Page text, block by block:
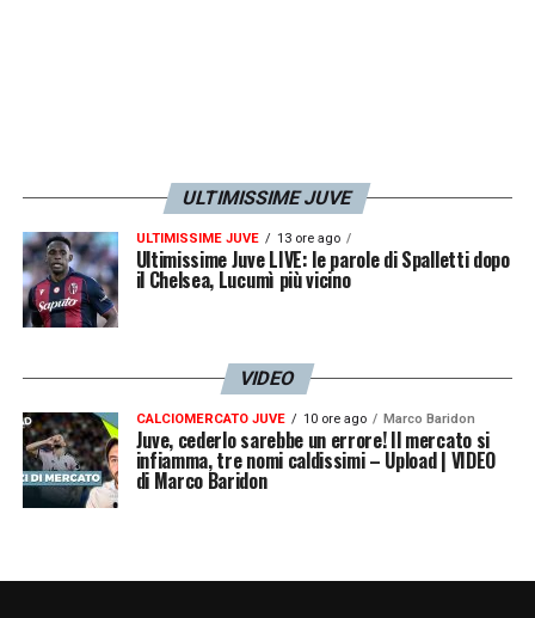
ULTIMISSIME JUVE
ULTIMISSIME JUVE 13 ore ago
Ultimissime Juve LIVE: le parole di Spalletti dopo
il Chelsea, Lucumì più vicino
VIDEO
CALCIOMERCATO JUVE 10 ore ago Marco Baridon
Juve, cederlo sarebbe un errore! Il mercato si
infiamma, tre nomi caldissimi – Upload | VIDEO
di Marco Baridon